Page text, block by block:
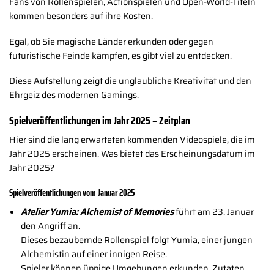
kommen besonders auf ihre Kosten.
Egal, ob Sie magische Länder erkunden oder gegen
futuristische Feinde kämpfen, es gibt viel zu entdecken.
Diese Aufstellung zeigt die unglaubliche Kreativität und den
Ehrgeiz des modernen Gamings.
Spielveröffentlichungen im Jahr 2025 – Zeitplan
Hier sind die lang erwarteten kommenden Videospiele, die im
Jahr 2025 erscheinen. Was bietet das Erscheinungsdatum im
Jahr 2025?
Spielveröffentlichungen vom Januar 2025
Atelier Yumia: Alchemist of Memoriesführt am 23. Januar
den Angriff an.
Dieses bezaubernde Rollenspiel folgt Yumia, einer jungen
Alchemistin auf einer innigen Reise.